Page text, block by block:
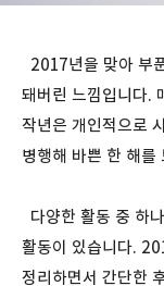
2017년을 맞아 부
돼버린 느낌입니다.
작년은 개인적으로
병행해 바쁜 한 해를
다양한 활동 중 하
활동이 있습니다.
정리하면서 간단한